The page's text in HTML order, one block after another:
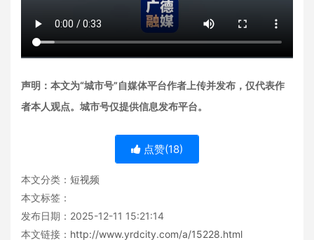
声明：本文为“城市号”自媒体平台作者上传并发布，仅代表作
者本人观点。城市号仅提供信息发布平台。
点赞(18)
本文分类： 短视频
本文标签：
发布日期：2025-12-11 15:21:14
本文链接： http://www.yrdcity.com/a/15228.html